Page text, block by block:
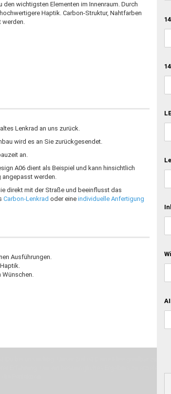
wichtigsten Elementen im Innenraum. Durch
Haptik. Carbon-Struktur, Nahtfarben
werden.
Lenkrad an uns zurück.
wird es an Sie zurückgesendet.
an.
A06 dient als Beispiel und kann hinsichtlich
angepasst werden.
direkt mit der Straße und beeinflusst das
Carbon-Lenkrad oder eine individuelle Anfertigung
Ausführungen.
Wünschen.
bei uns richtig. Unser Ziel ist Deine Idee greifbar zu